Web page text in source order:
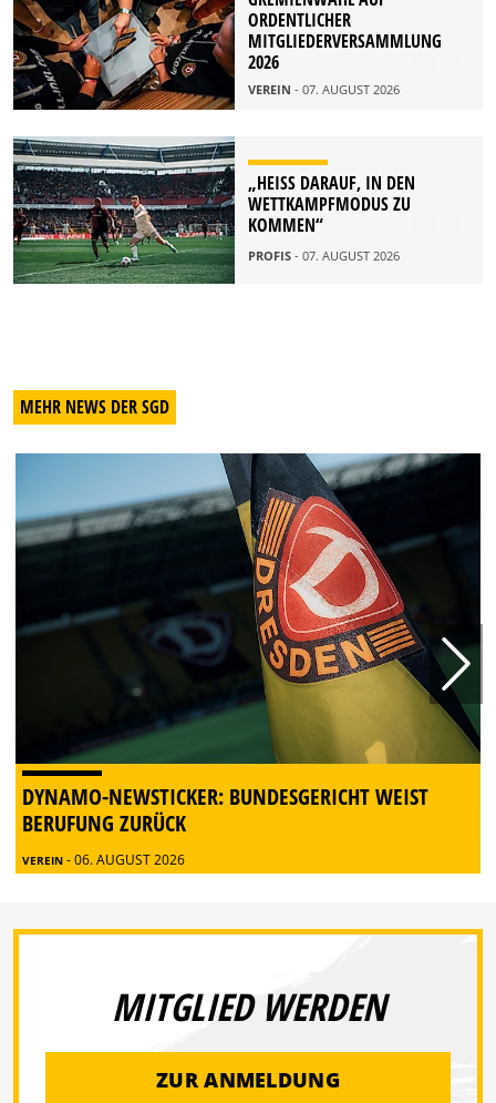
ORDENTLICHER
MITGLIEDERVERSAMMLUNG
2026
VEREIN - 07. AUGUST 2026
„HEISS DARAUF, IN DEN W
ETTKAMPFMODUS ZU K
OMMEN“
PROFIS - 07. AUGUST 2026
MEHR NEWS DER SGD
DYNAMO-NEWSTICKER: BUNDESGERICHT WEIST
BERUFUNG ZURÜCK
VEREIN - 06. AUGUST 2026
MITGLIED WERDEN
ZUR ANMELDUNG